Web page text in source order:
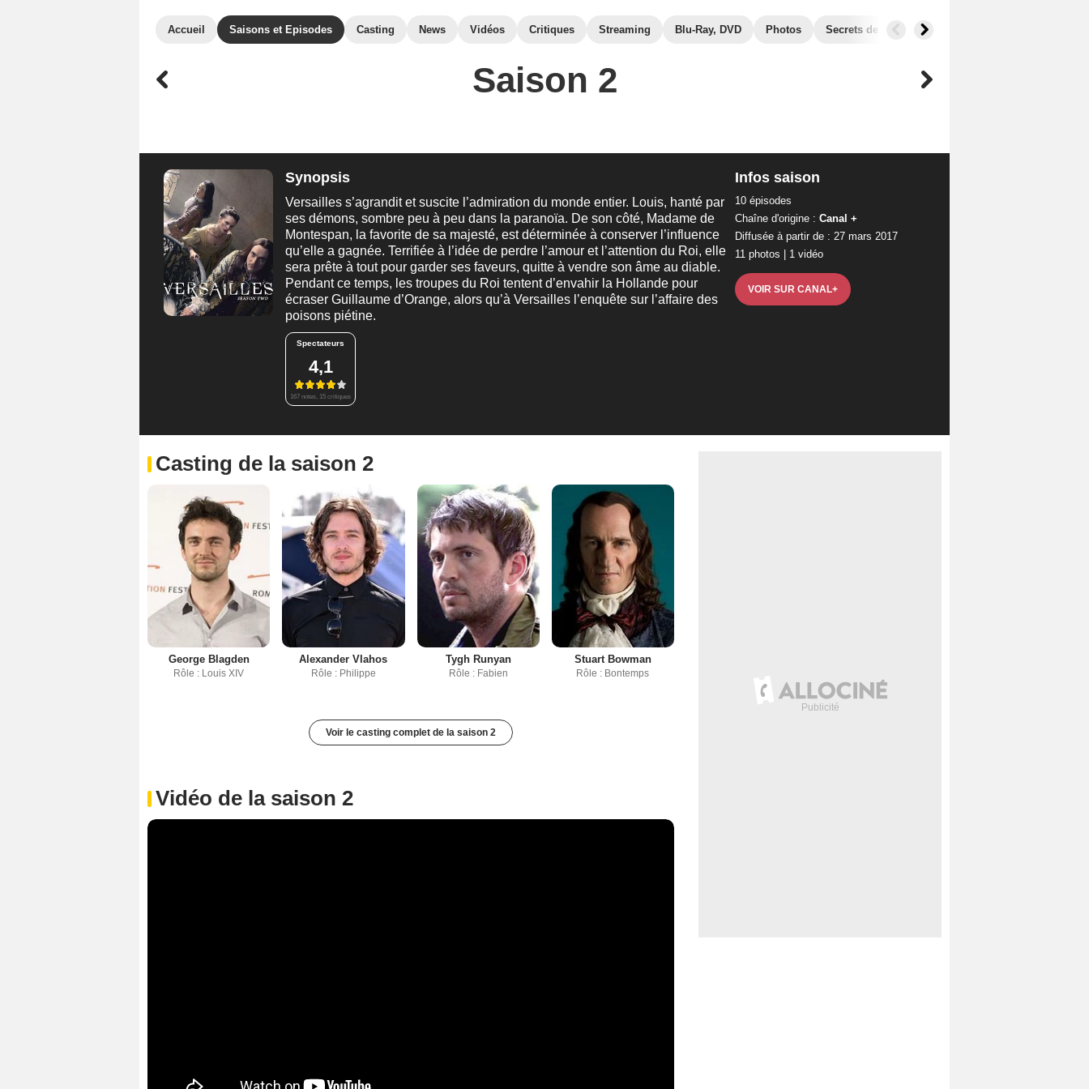
Accueil Saisons et Episodes Casting News Vidéos Critiques Streaming Blu-Ray, DVD Photos Secrets de tournage
Saison 2
Synopsis
Versailles s’agrandit et suscite l’admiration du monde entier. Louis, hanté par
ses démons, sombre peu à peu dans la paranoïa. De son côté, Madame de
Montespan, la favorite de sa majesté, est déterminée à conserver l’influence
qu’elle a gagnée. Terrifiée à l’idée de perdre l’amour et l’attention du Roi, elle
sera prête à tout pour garder ses faveurs, quitte à vendre son âme au diable.
Pendant ce temps, les troupes du Roi tentent d’envahir la Hollande pour
écraser Guillaume d’Orange, alors qu’à Versailles l’enquête sur l’affaire des
poisons piétine.
Spectateurs
4,1
167 notes, 15 critiques
Infos saison
10 épisodes
Chaîne d'origine : Canal +
Diffusée à partir de : 27 mars 2017
11 photos
1 vidéo
VOIR SUR CANAL+
Casting de la saison 2
George Blagden
Rôle : Louis XIV
Alexander Vlahos
Rôle : Philippe
Tygh Runyan
Rôle : Fabien
Stuart Bowman
Rôle : Bontemps
Voir le casting complet de la saison 2
Vidéo de la saison 2